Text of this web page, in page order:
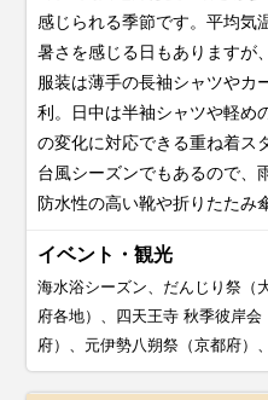
感じられる季節です。平均
暑さを感じる日もありますが
服装は薄手の長袖シャツやカ
利。日中は半袖シャツや軽め
の変化に対応できる重ね着ス
台風シーズンでもあるので、
防水性の高い靴や折りたたみ
イベント・観光
海水浴シーズン、だんじり祭（
府各地）、四天王寺 秋季彼岸
府）、元伊勢八朔祭（京都府）